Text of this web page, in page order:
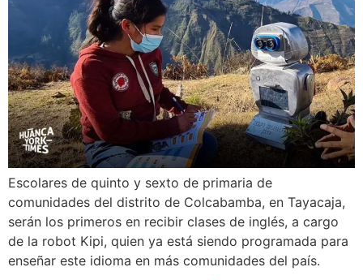
Escolares de quinto y sexto de primaria de
comunidades del distrito de Colcabamba, en Tayacaja,
serán los primeros en recibir clases de inglés, a cargo
de la robot Kipi, quien ya está siendo programada para
enseñar este idioma en más comunidades del país.